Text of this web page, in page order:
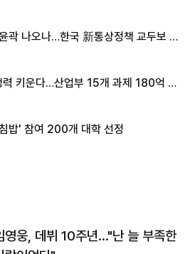
곽 나오나…한국 新통상정책 교두보 활
력 키운다…산업부 15개 과제 180억 지
밥' 참여 200개 대학 선정
영웅, 데뷔 10주년…"난 늘 부족한